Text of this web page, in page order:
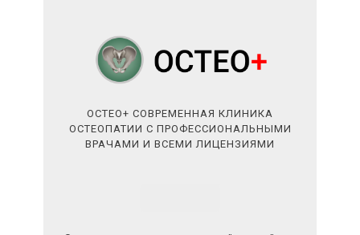
ОСТЕО+ СОВРЕМЕННАЯ КЛИНИКА
ОСТЕОПАТИИ С ПРОФЕССИОНАЛЬНЫМИ
ВРАЧАМИ И ВСЕМИ ЛИЦЕНЗИЯМИ